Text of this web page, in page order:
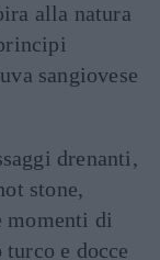
alla natura
sangiovese
drenanti,
stone,
momenti di
e docce